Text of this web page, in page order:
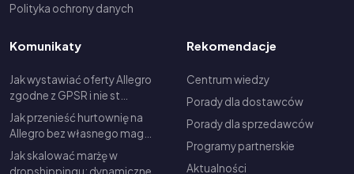
Polityka ochrony danych
Komunikaty
Jak wystawiać oferty Allegro
zgodne z GPSR i nie st…
Jak przenieść hurtownię na
Allegro bez własnego mag…
Jak skalować marżę w
dropshippingu: dynamiczne
Rekomendacje
Centrum wiedzy
Porady dla dostawców
Porady dla sprzedawców
Programy partnerskie
Aktualności